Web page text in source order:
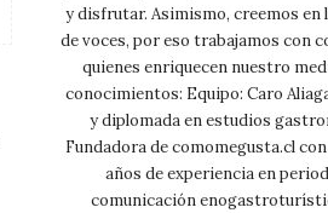
y disfrutar. Asimismo, creemos en
de voces, por eso trabajamos con
quienes enriquecen nuestro
conocimientos: Equipo: Caro
y diplomada en estudios
Fundadora de comomegusta.cl
años de experiencia en
comunicación